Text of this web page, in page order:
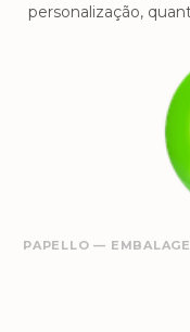
personalização,
PAPELLO —